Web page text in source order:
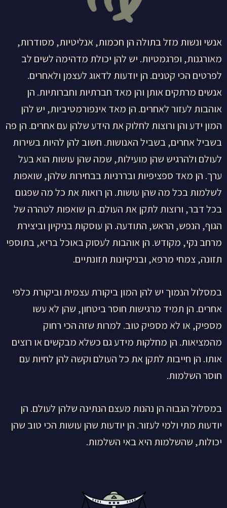
אנשי ונשות מזל בתולה הן חכמות, אנליטיות, מסודרות,
מאורגנות, ופרגמטיות. יש להן יכולת מדהימה לשים לב
לפרטים הכי קטנים. הן יודעות לדאוג לעצמן ולאחרים.
אנשים מרתקים אותן והן מאד חברתיות וחברותיות. הן
אוהבות לעזור לאחרים. הן מאד אינפורמטיביות, יש להן
המון ידע והן ורוצות לחלוק את הידע שלהן עם אחרים. הן פה
בשביל אחרים, בשביל האנושות. חשוב להן להיות בשירות
לעולם ולהרגיש שהן מועילות, שמה שהן עושות הוא בעל
ערך. הן מאד ספציפיות ובררניות בבחירות שלהן, שואפות
לשלמות בכל מה שהן עושות. הן רואות את כל מה שפגום
בכל דבר, ורוצות לתקן את העולם. הן שואפות לטהרה של
הגוף, הנפש, הראש, התודעה. הן עוסקות בניקיון וביצירת
מרחב נקי, מקודש. הן אוהבות לעסוק באוכל בריא, בתוספי
תזונה, צמחי מרפא, ובניקיונות תזונתיים.
במסלול הנמוך יש להן המון ביקורת עצמית וביקורת כלפי
אחרים. הן תמיד מרגישות חוסר ביטחון, שהן לא עשו
מספיק, או לא מספיק טוב. למרות שזה הכי רחוק
מהמציאות. הן מחלקות מידע גם כשלא מבקשים או רוצים
אותו. הן חייבות לתקן את כל העולם וקשה להן לחיות עם
חוסר השלמות.
במסלול הגבוה הן נהנות מעצם הנתינה שלהן לעולם. הן
יודעות מתי ולמי לעזור. הן יודעות שהן עושות הכי טוב שהן
יכולות, שהשלמות היא באי השלמות.